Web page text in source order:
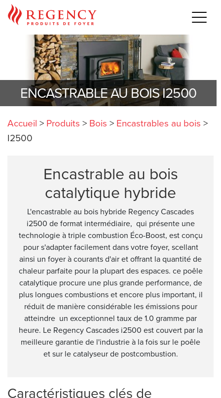
ENCASTRABLE AU BOIS I2500
Accueil > Produits > Bois > Encastrables au bois >
I2500
Encastrable au bois
catalytique hybride
L'encastrable au bois hybride Regency Cascades
i2500 de format intermédiaire, qui présente une
technologie à triple combustion Éco-Boost, est conçu
pour s'adapter facilement dans votre foyer, scellant
ainsi un foyer à courants d'air et offrant la quantité de
chaleur parfaite pour la plupart des espaces. ce poêle
catalytique procure une plus grande performance, de
plus longues combustions et encore plus important, il
réduit de manière considérable les émissions pour
atteindre un exceptionnel taux de 1.0 gramme par
heure. Le Regency Cascades i2500 est couvert par la
meilleure garantie de l'industrie à la fois sur le poêle
et sur le catalyseur de postcombustion.
Caractéristiques clés de